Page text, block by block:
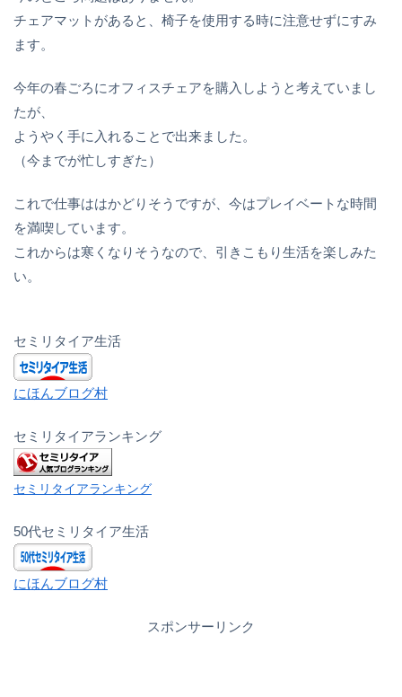
チェアマットがあると、椅子を使用する時に注意せずにすみ
ます。
今年の春ごろにオフィスチェアを購入しようと考えていまし
たが、
ようやく手に入れることで出来ました。
（今までが忙しすぎた）
これで仕事ははかどりそうですが、今はプレイベートな時間
を満喫しています。
これからは寒くなりそうなので、引きこもり生活を楽しみた
い。
セミリタイア生活
にほんブログ村
セミリタイアランキング
セミリタイアランキング
50代セミリタイア生活
にほんブログ村
スポンサーリンク